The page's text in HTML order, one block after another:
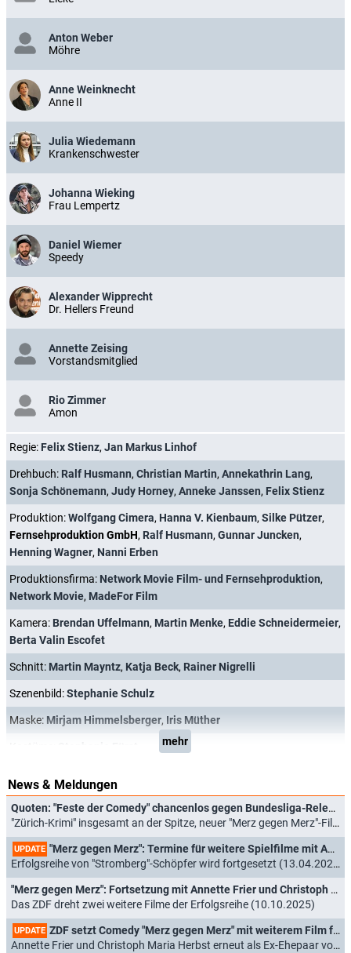
Anton Weber
Möhre
Anne Weinknecht
Anne II
Julia Wiedemann
Krankenschwester
Johanna Wieking
Frau Lempertz
Daniel Wiemer
Speedy
Alexander Wipprecht
Dr. Hellers Freund
Annette Zeising
Vorstandsmitglied
Rio Zimmer
Amon
Regie: Felix Stienz, Jan Markus Linhof
Drehbuch: Ralf Husmann, Christian Martin, Annekathrin Lang,
Sonja Schönemann, Judy Horney, Anneke Janssen, Felix Stienz
Produktion:Wolfgang Cimera, Hanna V. Kienbaum, Silke Pützer,
Fernsehproduktion GmbH, Ralf Husmann, Gunnar Juncken,
Henning Wagner, Nanni Erben
Produktionsfirma: Network Movie Film- und Fernsehproduktion,
Network Movie, MadeFor Film
Kamera: Brendan Uffelmann, Martin Menke, Eddie Schneidermeier,
Berta Valin Escofet
Schnitt: Martin Mayntz, Katja Beck, Rainer Nigrelli
Szenenbild:Stephanie Schulz
Maske: Mirjam Himmelsberger, Iris Müther
mehr
News & Meldungen
Quoten: "Feste der Comedy" chancenlos gegen Bundesliga-Relegation
"Zürich-Krimi" insgesamt an der Spitze, neuer "Merz gegen Merz"-Film enttäuscht (22.05.2026)
UPDATE "Merz gegen Merz": Termine für weitere Spielfilme mit Annette Frier und Christoph Maria Herbst
Erfolgsreihe von "Stromberg"-Schöpfer wird fortgesetzt (13.04.2026)
"Merz gegen Merz": Fortsetzung mit Annette Frier und Christoph Maria Herbst beschlossen
Das ZDF dreht zwei weitere Filme der Erfolgsreihe (10.10.2025)
UPDATE ZDF setzt Comedy "Merz gegen Merz" mit weiterem Film fort
Annette Frier und Christoph Maria Herbst erneut als Ex-Ehepaar vor der Kamera (18.04.2024)